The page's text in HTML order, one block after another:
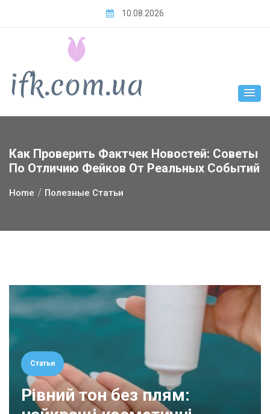
10.08.2026
Как Проверить Фактчек Новостей: Советы
По Отличию Фейков От Реальных Событий
Home Полезные Статьи
Статьи
Рівний тон без плям: